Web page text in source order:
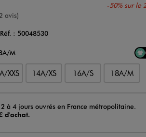
-50% sur le
avis)
Réf. : 50048530
M
XXS 14A/XS 16A/S 18A/M
à 4 jours ouvrés en France métropolitaine.
d'achat.